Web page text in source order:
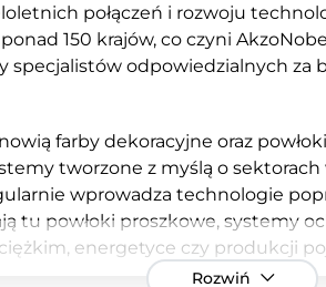
połączeń i rozwoju
150 krajów, co czyni
specjalistów odpowiedzialnych za
farby dekoracyjne oraz
tworzone z myślą o
wprowadza technologie
tu powłoki proszkowe, systemy
energetyce czy produkcji
Rozwiń